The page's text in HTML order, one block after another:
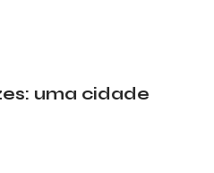
uma cidade